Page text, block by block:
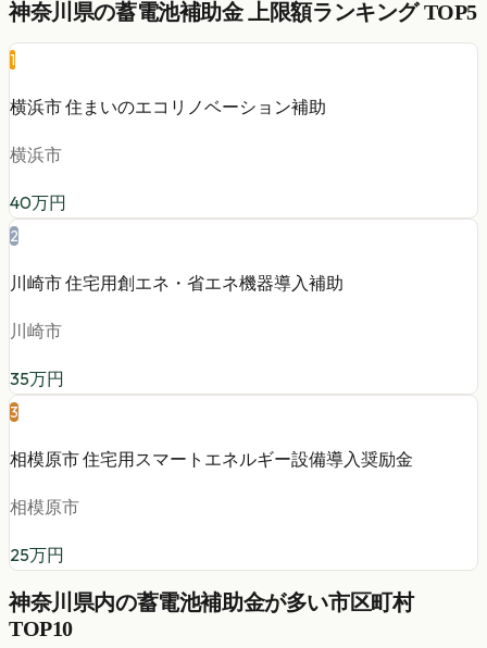
神奈川県の蓄電池補助金 上限額ランキング TOP5
1
横浜市 住まいのエコリノベーション補助
横浜市
40万円
2
川崎市 住宅用創エネ・省エネ機器導入補助
川崎市
35万円
3
相模原市 住宅用スマートエネルギー設備導入奨励金
相模原市
25万円
神奈川県内の蓄電池補助金が多い市区町村
TOP10